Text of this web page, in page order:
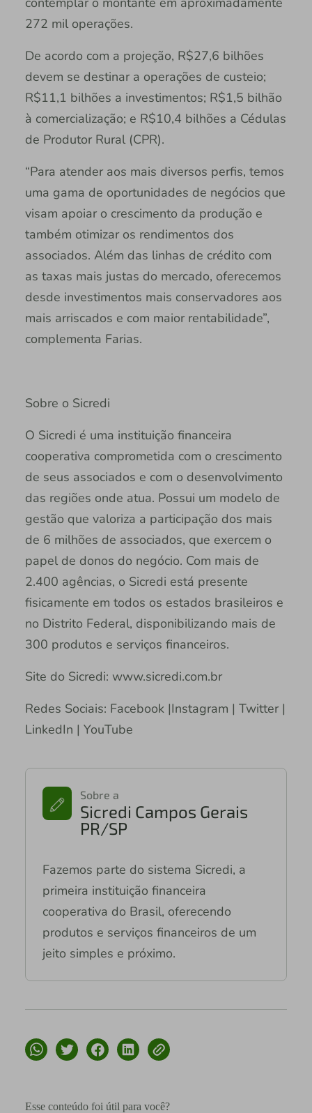
272 mil operações.
De acordo com a projeção, R$27,6 bilhões
devem se destinar a operações de custeio;
R$11,1 bilhões a investimentos; R$1,5 bilhão
à comercialização; e R$10,4 bilhões a Cédulas
de Produtor Rural (CPR).
“Para atender aos mais diversos perfis, temos
uma gama de oportunidades de negócios que
visam apoiar o crescimento da produção e
também otimizar os rendimentos dos
associados. Além das linhas de crédito com
as taxas mais justas do mercado, oferecemos
desde investimentos mais conservadores aos
mais arriscados e com maior rentabilidade”,
complementa Farias.
Sobre o Sicredi
O Sicredi é uma instituição financeira
cooperativa comprometida com o crescimento
de seus associados e com o desenvolvimento
das regiões onde atua. Possui um modelo de
gestão que valoriza a participação dos mais
de 6 milhões de associados, que exercem o
papel de donos do negócio. Com mais de
2.400 agências, o Sicredi está presente
fisicamente em todos os estados brasileiros e
no Distrito Federal, disponibilizando mais de
300 produtos e serviços financeiros.
Site do Sicredi: www.sicredi.com.br
Redes Sociais: Facebook |Instagram | Twitter |
LinkedIn | YouTube
Sobre a
Sicredi Campos Gerais
PR/SP
Fazemos parte do sistema Sicredi, a
primeira instituição financeira
cooperativa do Brasil, oferecendo
produtos e serviços financeiros de um
jeito simples e próximo.
Esse conteúdo foi útil para você?